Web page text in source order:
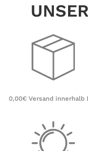
0,00€ Versand innerhalb